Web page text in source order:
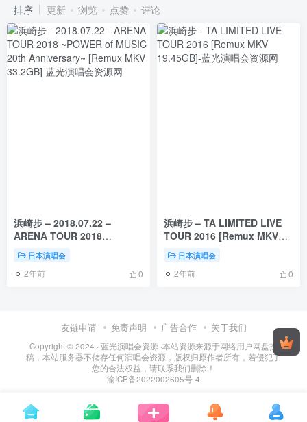
排序 更新 浏览 点赞 评论
浜崎步 – 2018.07.22 –
ARENA TOUR 2018
~POWER of MUSIC 20th
Anniversary~ [Remux MKV
33.2GB]
日本演唱会
2年前 0
浜崎步 – TA LIMITED LIVE
TOUR 2016 [Remux MKV
19.45GB]
日本演唱会
2年前 0
友链申请 免责声明 广告合作 关于我们
Copyright © 2024 · 蓝光演唱会资源 ·本站资源来源于网络用户网盘投
稿，本站服务器不储存任何演唱会资源，版权归原作者所有，若侵犯了
您的合法权益，请联系我们删除！
渝ICP备2022002605号-4